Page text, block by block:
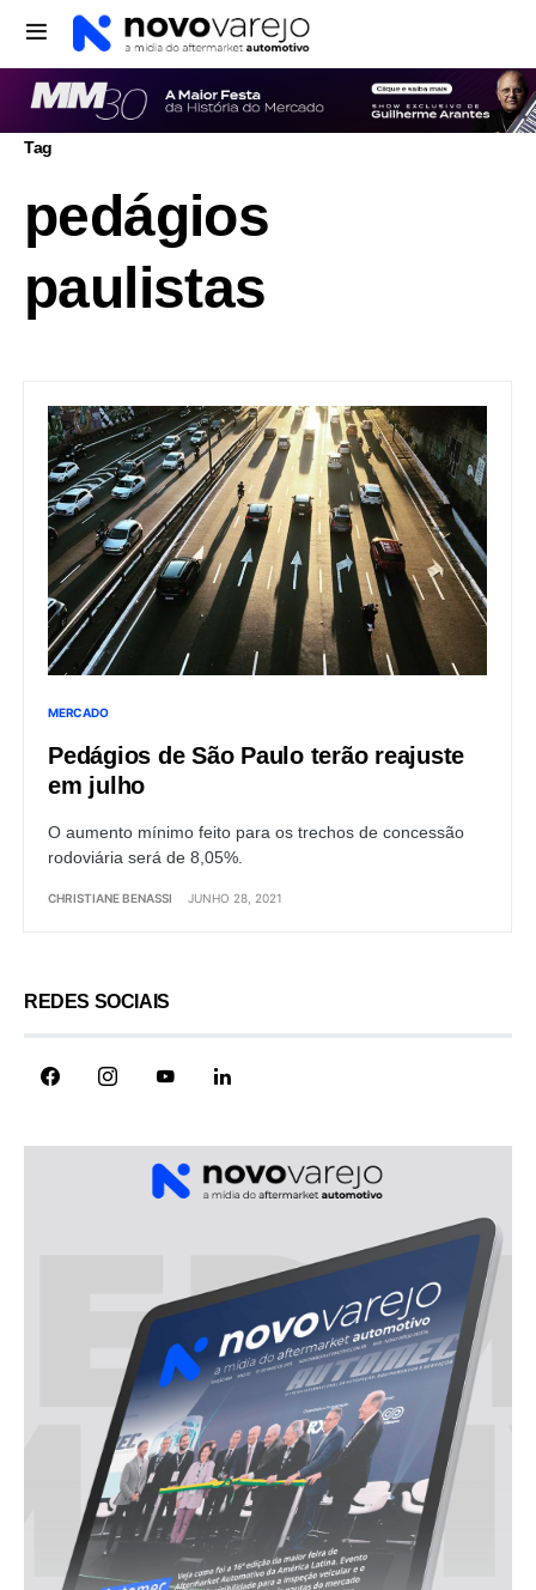
Tag
pedágios
paulistas
MERCADO
Pedágios de São Paulo terão reajuste
em julho
O aumento mínimo feito para os trechos de concessão
rodoviária será de 8,05%.
CHRISTIANE BENASSI JUNHO 28, 2021
REDES SOCIAIS